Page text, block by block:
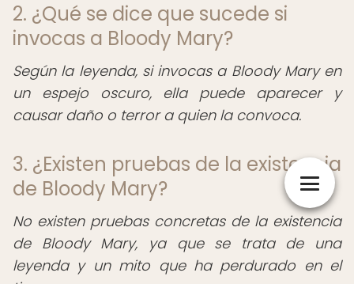
2. ¿Qué se dice que sucede si
invocas a Bloody Mary?
Según la leyenda, si invocas a Bloody Mary en
un espejo oscuro, ella puede aparecer y
causar daño o terror a quien la convoca.
3. ¿Existen pruebas de la existencia
de Bloody Mary?
No existen pruebas concretas de la existencia
de Bloody Mary, ya que se trata de una
leyenda y un mito que ha perdurado en el